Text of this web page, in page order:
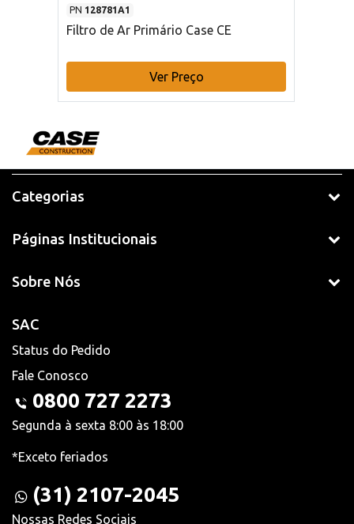
PN 128781A1
Filtro de Ar Primário Case CE
Ver Preço
Categorias
Páginas Institucionais
Sobre Nós
SAC
Status do Pedido
Fale Conosco
0800 727 2273
Segunda à sexta 8:00 às 18:00
*Exceto feriados
(31) 2107-2045
Nossas Redes Sociais